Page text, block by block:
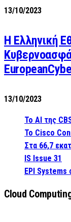
13/10/2023
Η Ελληνική
13/10/2023
Το AI της
Το Cisco
Στα 66,7
IS Issue 31
EPI Systems
Cloud